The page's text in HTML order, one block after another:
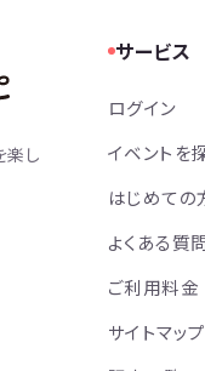
楽し
サービス
ログイン
イベントを
はじめての
よくある質
ご利用料金
サイトマップ